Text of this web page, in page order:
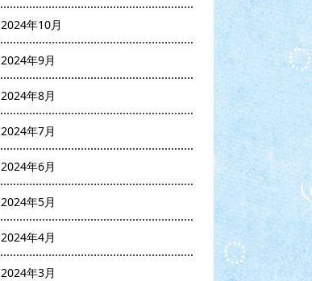
2024年10月
2024年9月
2024年8月
2024年7月
2024年6月
2024年5月
2024年4月
2024年3月